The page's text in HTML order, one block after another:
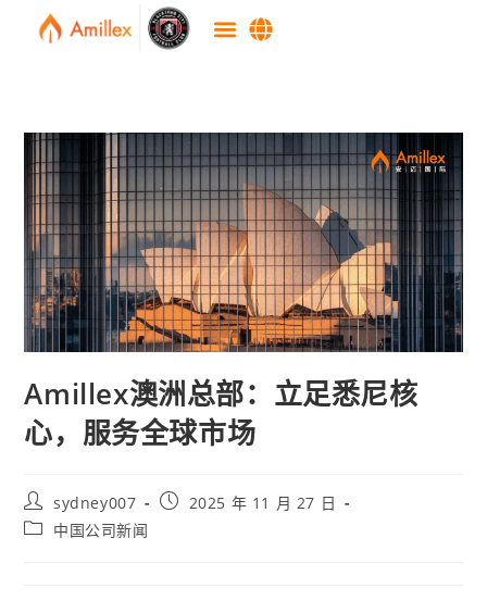
Amillex澳洲总部：立足悉尼核
心，服务全球市场
sydney007
2025 年 11 月 27 日
中国公司新闻